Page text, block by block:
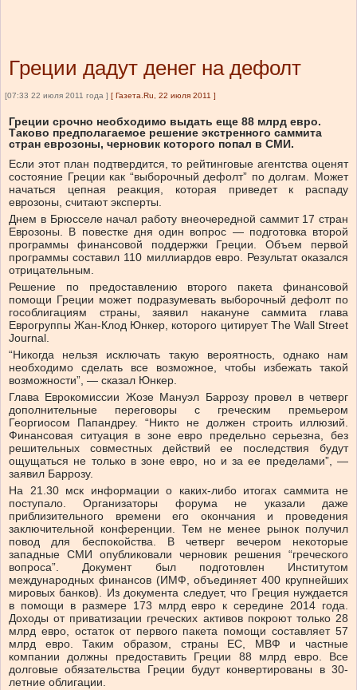
Греции дадут денег на дефолт
[07:33 22 июля 2011 года ] [ Газета.Ru, 22 июля 2011 ]
Греции срочно необходимо выдать еще 88 млрд евро.
Таково предполагаемое решение экстренного саммита
стран еврозоны, черновик которого попал в СМИ.
Если этот план подтвердится, то рейтинговые агентства оценят
состояние Греции как “выборочный дефолт” по долгам. Может
начаться цепная реакция, которая приведет к распаду
еврозоны, считают эксперты.
Днем в Брюсселе начал работу внеочередной саммит 17 стран
Еврозоны. В повестке дня один вопрос — подготовка второй
программы финансовой поддержки Греции. Объем первой
программы составил 110 миллиардов евро. Результат оказался
отрицательным.
Решение по предоставлению второго пакета финансовой
помощи Греции может подразумевать выборочный дефолт по
гособлигациям страны, заявил накануне саммита глава
Еврогруппы Жан-Клод Юнкер, которого цитирует The Wall Street
Journal.
“Никогда нельзя исключать такую вероятность, однако нам
необходимо сделать все возможное, чтобы избежать такой
возможности”, — сказал Юнкер.
Глава Еврокомиссии Жозе Мануэл Баррозу провел в четверг
дополнительные переговоры с греческим премьером
Георгиосом Папандреу. “Никто не должен строить иллюзий.
Финансовая ситуация в зоне евро предельно серьезна, без
решительных совместных действий ее последствия будут
ощущаться не только в зоне евро, но и за ее пределами”, —
заявил Баррозу.
На 21.30 мск информации о каких-либо итогах саммита не
поступало. Организаторы форума не указали даже
приблизительного времени его окончания и проведения
заключительной конференции. Тем не менее рынок получил
повод для беспокойства. В четверг вечером некоторые
западные СМИ опубликовали черновик решения “греческого
вопроса”. Документ был подготовлен Институтом
международных финансов (ИМФ, объединяет 400 крупнейших
мировых банков). Из документа следует, что Греция нуждается
в помощи в размере 173 млрд евро к середине 2014 года.
Доходы от приватизации греческих активов покроют только 28
млрд евро, остаток от первого пакета помощи составляет 57
млрд евро. Таким образом, страны ЕС, МВФ и частные
компании должны предоставить Греции 88 млрд евро. Все
долговые обязательства Греции будут конвертированы в 30-
летние облигации.